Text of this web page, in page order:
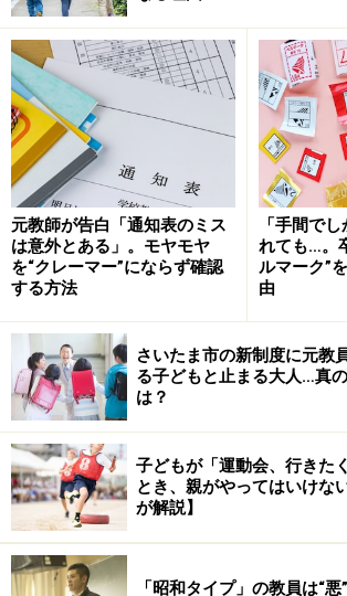
伏兵は「長期休み」
筆者は、小学校に併設された学童保育
お迎え必須で6時まで。急な残業がで
時間の会議には出席できないなど、あれ
ましたが、どうにかこうにか日々をし
た。しかし、夏休み前の説明会で、朝は
かってもらえないことが判明！ 保育園
預かってもらうことが可能でしたので
おりました。
元教師が告白「通知表のミス
は意外とある」。モヤモヤ
を“クレーマー”にならず確認
する方法
「手間で
れても…。
ルマーク”
由
さいたま市の新制度に元教
る子どもと止まる大人…真
は？
子どもが「運動会、行きた
とき、親がやってはいけな
が解説】
「昭和タイプ」の教員は“